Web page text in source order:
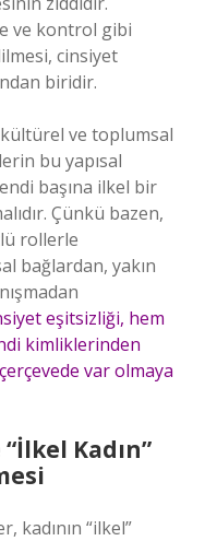
ve kontrol gibi
cinsiyet
biridir.
ve toplumsal
bu yapısal
başına ilkel bir
Çünkü bazen,
rollerle
bağlardan, yakın
eşitsizliği, hem
kimliklerinden
var olmaya
Kadın”
kadının “ilkel”